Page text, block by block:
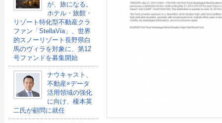
が、旅になる。
ホテル・旅館・
リゾート特化型不動産クラ
ファン「StellaVia」、世界
的スノーリゾート長野県白
馬のヴィラを対象に、第12
号ファンドを募集開始
ナウキャスト、
不動産×データ
活用領域の強化
に向け、榎本英
二氏が顧問に就任